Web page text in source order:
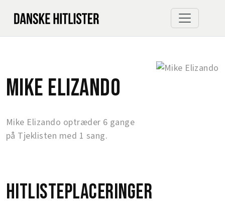
Mike Elizando
Mike Elizando optræder 6 gange
på Tjeklisten med 1 sang.
Hitlisteplaceringer